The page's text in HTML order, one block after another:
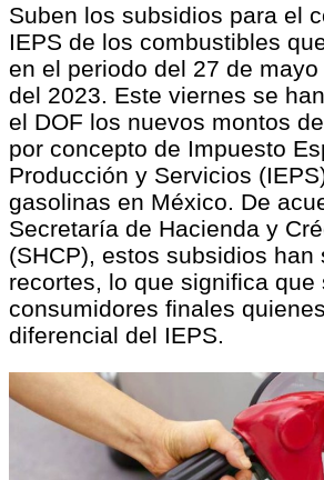
Suben los subsidios para el
IEPS de los combustibles
en el periodo del 27 de
del 2023. Este viernes se
el DOF los nuevos montos
por concepto de Impuesto
Producción y Servicios
gasolinas en México. De
Secretaría de Hacienda y
(SHCP), estos subsidios han
recortes, lo que significa que
consumidores finales
diferencial del IEPS.